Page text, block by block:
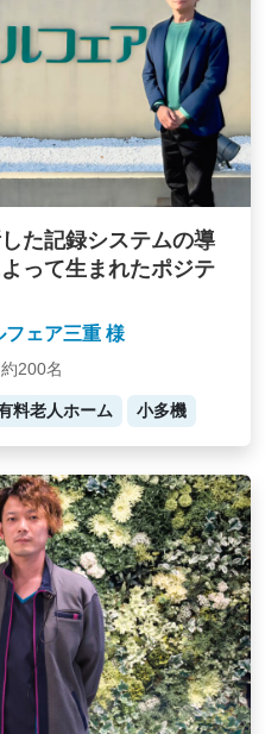
た記録システムの導
って生まれたポジテ
ェア三重 様
200名
料老人ホーム 小多機